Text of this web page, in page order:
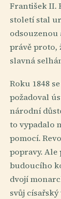
František II.
století stal
odsouzenou
právě proto,
slavná
Roku 1848
požadoval
národní
to vypadalo
pomocí.
popravy.
budoucího
dvojí
svůj císařský